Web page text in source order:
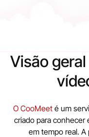
Visão
O CooMeeté um
criado para conhecer
em tempo real. A